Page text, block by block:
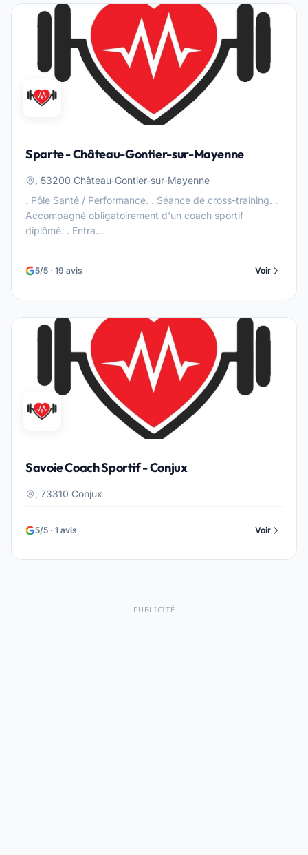
Sparte - Château-Gontier-sur-Mayenne
, 53200 Château-Gontier-sur-Mayenne
. Pôle Santé / Performance. . Séance de cross-training. .
Accompagné obligatoirement d'un coach sportif
diplômé. . Entra...
5/5 · 19 avis Voir
Savoie Coach Sportif - Conjux
, 73310 Conjux
5/5 · 1 avis Voir
PUBLICITÉ